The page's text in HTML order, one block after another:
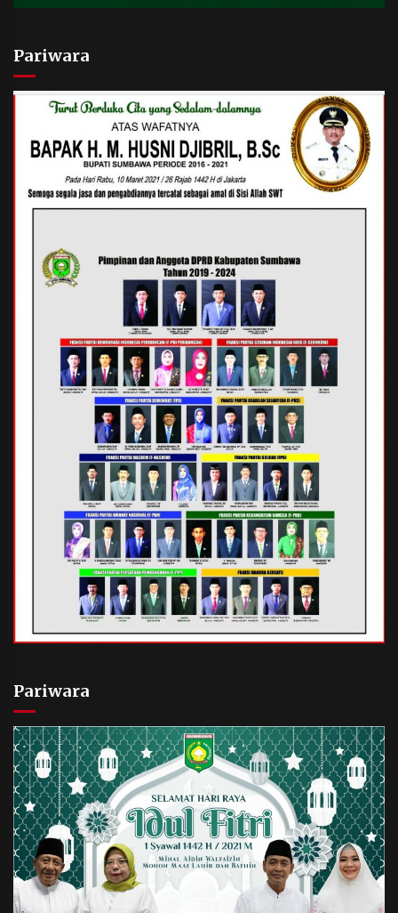
Pariwara
Pariwara